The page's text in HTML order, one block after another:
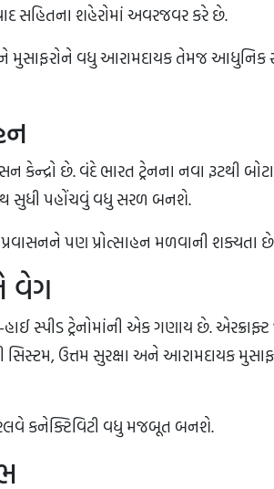
સહિતના શહેરોમાં અવરજવર કરે છે.
મુસાફરોને વધુ આરામદાયક તેમજ
કેન્દ્રો છે. વંદે ભારત ટ્રેનના નવા રૂટથી
સુધી પહોંચવું વધુ સરળ બનશે.
પણ પ્રોત્સાહન મળવાની શક્યતા
વેગ
સ્પીડ ટ્રેનોમાંની એક ગણાય છે.
સિસ્ટમ, ઉત્તમ સુરક્ષા અને આરામદાયક
કનેક્ટિવિટી વધુ મજબૂત બનશે.